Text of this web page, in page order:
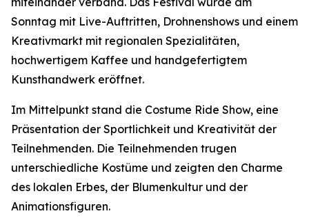
Sonntag mit Live-Auftritten, Drohnenshows und einem
Kreativmarkt mit regionalen Spezialitäten,
hochwertigem Kaffee und handgefertigtem
Kunsthandwerk eröffnet.
Im Mittelpunkt stand die Costume Ride Show, eine
Präsentation der Sportlichkeit und Kreativität der
Teilnehmenden. Die Teilnehmenden trugen
unterschiedliche Kostüme und zeigten den Charme
des lokalen Erbes, der Blumenkultur und der
Animationsfiguren.